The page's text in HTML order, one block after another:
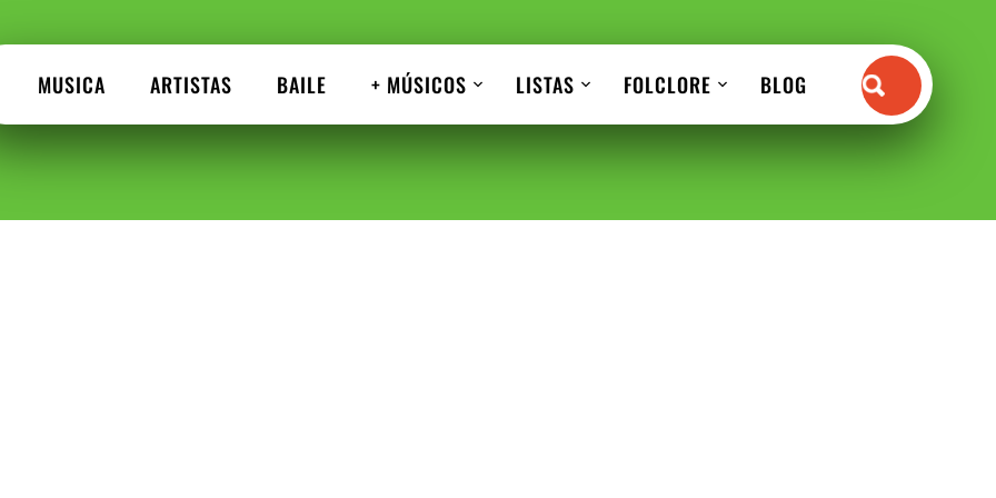
MUSICA ARTISTAS BAILE + MÚSICOS LISTAS FOLCLORE BLOG